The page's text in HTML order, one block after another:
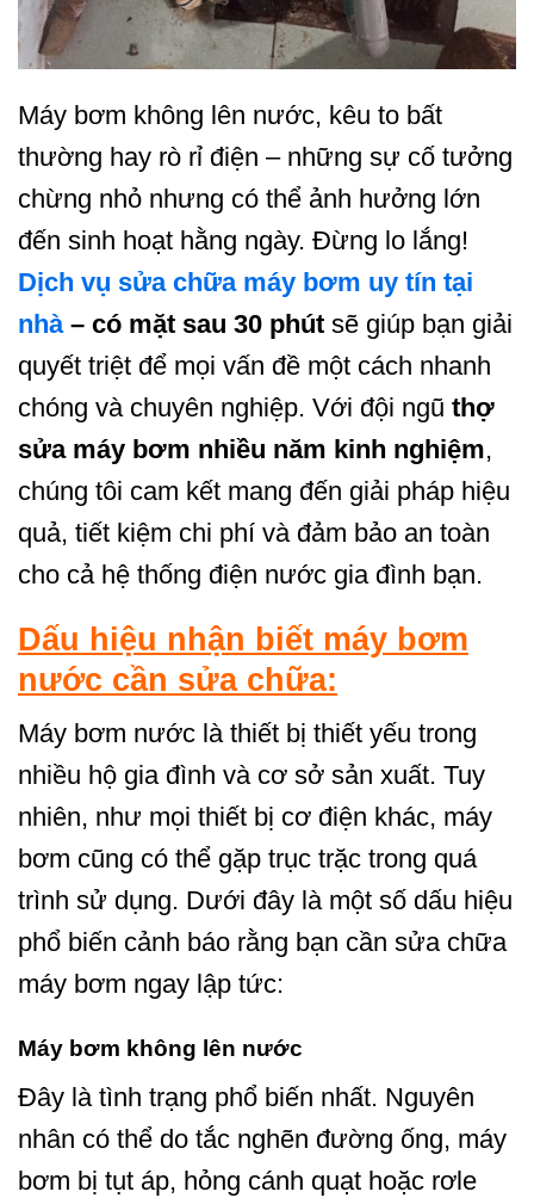
Máy bơm không lên nước, kêu to bất
thường hay rò rỉ điện – những sự cố tưởng
chừng nhỏ nhưng có thể ảnh hưởng lớn
đến sinh hoạt hằng ngày. Đừng lo lắng!
Dịch vụ sửa chữa máy bơm uy tín tại
nhà– có mặt sau 30 phút sẽ giúp bạn giải
quyết triệt để mọi vấn đề một cách nhanh
chóng và chuyên nghiệp. Với đội ngũ thợ
sửa máy bơm nhiều năm kinh nghiệm,
chúng tôi cam kết mang đến giải pháp hiệu
quả, tiết kiệm chi phí và đảm bảo an toàn
cho cả hệ thống điện nước gia đình bạn.
Dấu hiệu nhận biết máy bơm
nước cần sửa chữa:
Máy bơm nước là thiết bị thiết yếu trong
nhiều hộ gia đình và cơ sở sản xuất. Tuy
nhiên, như mọi thiết bị cơ điện khác, máy
bơm cũng có thể gặp trục trặc trong quá
trình sử dụng. Dưới đây là một số dấu hiệu
phổ biến cảnh báo rằng bạn cần sửa chữa
máy bơm ngay lập tức:
Máy bơm không lên nước
Đây là tình trạng phổ biến nhất. Nguyên
nhân có thể do tắc nghẽn đường ống, máy
bơm bị tụt áp, hỏng cánh quạt hoặc rơle